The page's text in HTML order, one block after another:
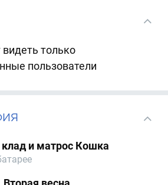
только
пользователи
клад и матрос Кошка